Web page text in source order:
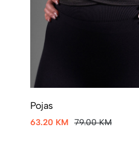
Pojas
63.20 KM 79.00 KM